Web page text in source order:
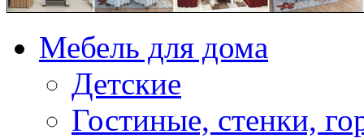
Мебель для дома
Детские
Гостиные, стенки,